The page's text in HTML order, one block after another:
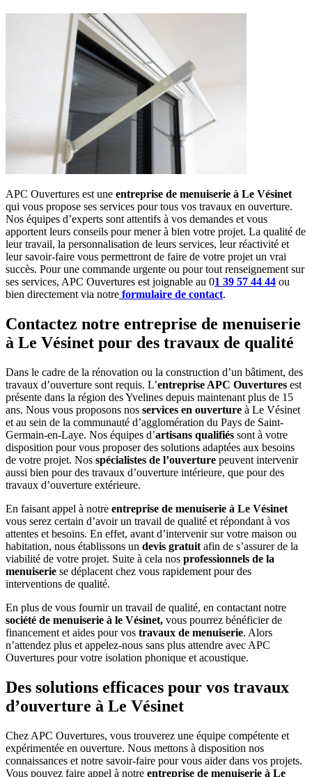
APC Ouvertures est une entreprise de menuiserie à Le Vésinet
qui vous propose ses services pour tous vos travaux en ouverture.
Nos équipes d’experts sont attentifs à vos demandes et vous
apportent leurs conseils pour mener à bien votre projet. La qualité de
leur travail, la personnalisation de leurs services, leur réactivité et
leur savoir-faire vous permettront de faire de votre projet un vrai
succès. Pour une commande urgente ou pour tout renseignement sur
ses services, APC Ouvertures est joignable au 01 39 57 44 44 ou
bien directement via notre formulaire de contact.
Contactez notre entreprise de menuiserie
à Le Vésinet pour des travaux de qualité
Dans le cadre de la rénovation ou la construction d’un bâtiment, des
travaux d’ouverture sont requis. L’entreprise APC Ouvertures est
présente dans la région des Yvelines depuis maintenant plus de 15
ans. Nous vous proposons nos services en ouverture à Le Vésinet
et au sein de la communauté d’agglomération du Pays de Saint-
Germain-en-Laye. Nos équipes d’artisans qualifiés sont à votre
disposition pour vous proposer des solutions adaptées aux besoins
de votre projet. Nos spécialistes de l’ouverture peuvent intervenir
aussi bien pour des travaux d’ouverture intérieure, que pour des
travaux d’ouverture extérieure.
En faisant appel à notre entreprise de menuiserie à Le Vésinet
vous serez certain d’avoir un travail de qualité et répondant à vos
attentes et besoins. En effet, avant d’intervenir sur votre maison ou
habitation, nous établissons un devis gratuit afin de s’assurer de la
viabilité de votre projet. Suite à cela nos professionnels de la
menuiserie se déplacent chez vous rapidement pour des
interventions de qualité.
En plus de vous fournir un travail de qualité, en contactant notre
société de menuiserie à le Vésinet, vous pourrez bénéficier de
financement et aides pour vos travaux de menuiserie. Alors
n’attendez plus et appelez-nous sans plus attendre avec APC
Ouvertures pour votre isolation phonique et acoustique.
Des solutions efficaces pour vos travaux
d’ouverture à Le Vésinet
Chez APC Ouvertures, vous trouverez une équipe compétente et
expérimentée en ouverture. Nous mettons à disposition nos
connaissances et notre savoir-faire pour vous aider dans vos projets.
Vous pouvez faire appel à notre entreprise de menuiserie à Le